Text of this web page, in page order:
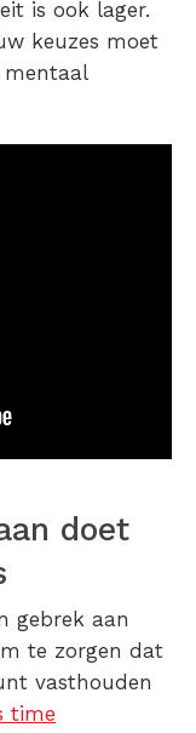
is ook lager.
keuzes moet
mentaal
doet
gebrek aan
te zorgen dat
vasthouden
time